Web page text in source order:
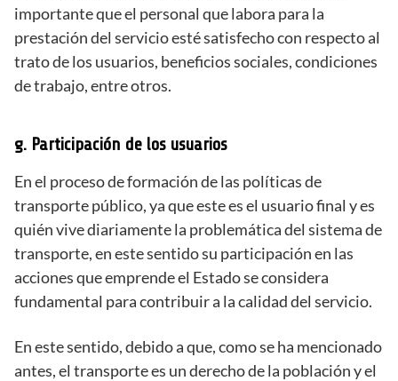
importante que el personal que labora para la
prestación del servicio esté satisfecho con respecto al
trato de los usuarios, beneficios sociales, condiciones
de trabajo, entre otros.
g. Participación de los usuarios
En el proceso de formación de las políticas de
transporte público, ya que este es el usuario final y es
quién vive diariamente la problemática del sistema de
transporte, en este sentido su participación en las
acciones que emprende el Estado se considera
fundamental para contribuir a la calidad del servicio.
En este sentido, debido a que, como se ha mencionado
antes, el transporte es un derecho de la población y el